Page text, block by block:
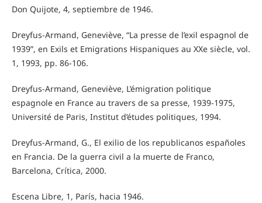
Don Quijote, 4, septiembre de 1946.
Dreyfus-Armand, Geneviève, “La presse de l’exil espagnol de
1939”, en Exils et Emigrations Hispaniques au XXe siècle, vol.
1, 1993, pp. 86-106.
Dreyfus-Armand, Geneviève, L’émigration politique
espagnole en France au travers de sa presse, 1939-1975,
Université de Paris, Institut d’études politiques, 1994.
Dreyfus-Armand, G., El exilio de los republicanos españoles
en Francia. De la guerra civil a la muerte de Franco,
Barcelona, Crítica, 2000.
Escena Libre, 1, París, hacia 1946.